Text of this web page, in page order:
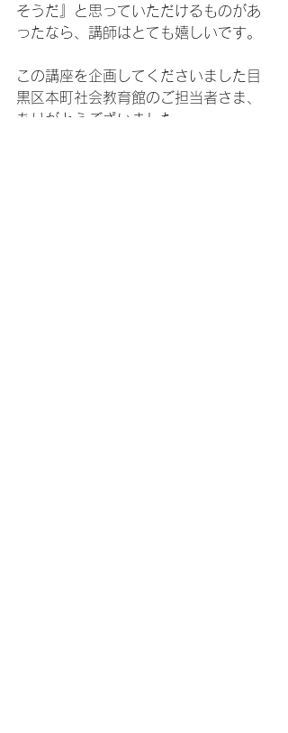
そうだ』と思っていただけるものがあ
ったなら、講師はとても嬉しいです。
この講座を企画してくださいました目
黒区本町社会教育館のご担当者さま、
ありがとうございました。